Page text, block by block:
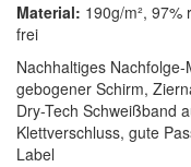
Material: 190g/m², 97%
frei
Nachhaltiges
gebogener Schirm,
Dry-Tech Schweißband
Klettverschluss, gute
Label